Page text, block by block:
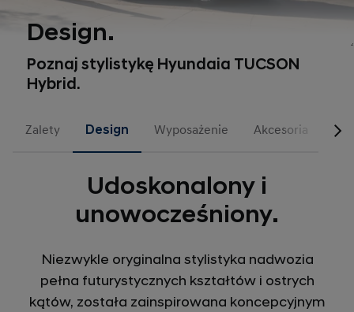
Design.
Poznaj stylistykę Hyundaia TUCSON
Hybrid.
Zalety Design Wyposażenie Akcesoria N
Udoskonalony i
unowocześniony.
Niezwykle oryginalna stylistyka nadwozia
pełna futurystycznych kształtów i ostrych
kątów, została zainspirowana koncepcyjnym